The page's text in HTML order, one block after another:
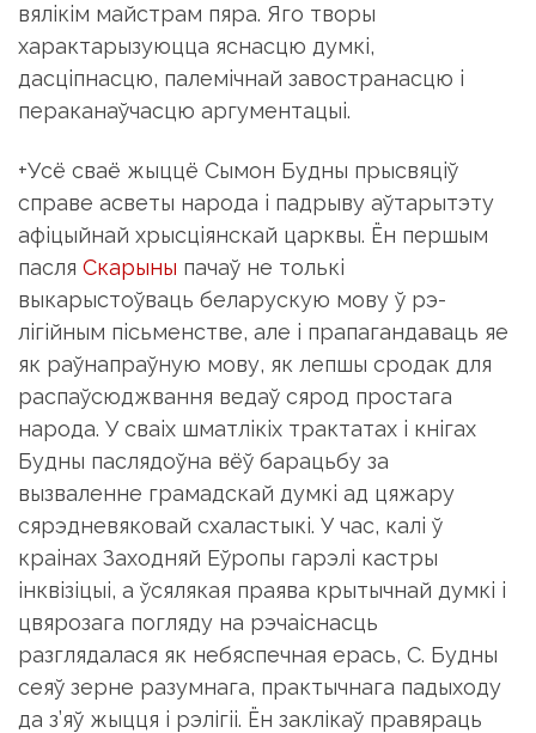
вялiкiм майстрам пяра. Яго творы
характарызуюцца яснасцю думкi,
дасцiпнасцю, палемiчнай завостранасцю i
пераканаўчасцю аргу­ментацыi.
+Усё сваё жыццё Сымон Будны прысвяцiў
справе асветы народа i падрыву аўтарытэту
афiцыйнай хрысцiянскай царквы. Ён першым
пасля Скарыны пачаў не толькi
выкарыстоўваць беларускую мову ў рэ­
лiгiйным пiсьменстве, але i прапагандаваць яе
як раўнапраўную мову, як лепшы сродак для
распаўсюджвання ведаў сярод простага
народа. У сваiх шматлiкiх трактатах i кнiгах
Будны паслядоўна вёў барацьбу за
вызваленне грамадскай думкi ад цяжару
сярэдневяковай схаластыкi. У час, калi ў
краiнах Заходняй Еўропы гарэлi кастры
iнквiзiцыi, а ўсялякая праява крытычнай думкi i
цвярозага погляду на рэчаiснасць
разглядалася як небяспечная ерась, С. Будны
сеяў зерне разумнага, практычнага падыходу
да з’яў жыцця i рэлiгii. Ён заклiкаў правяраць